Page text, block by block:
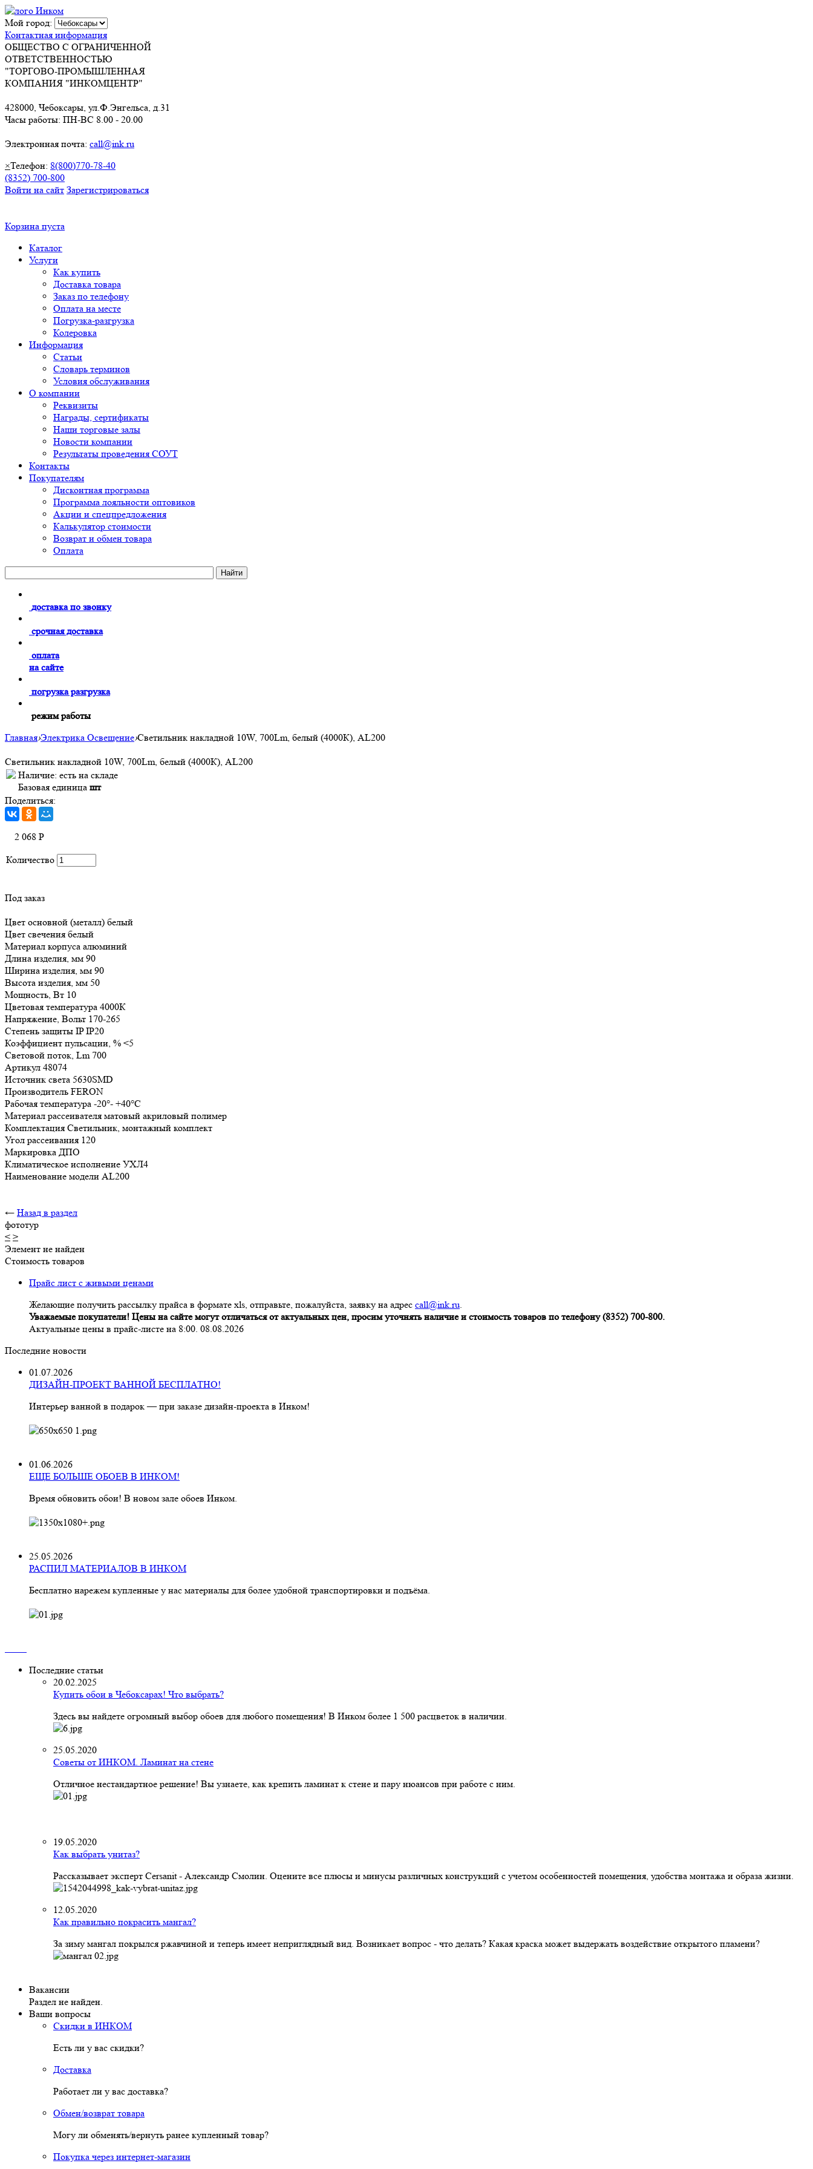
Мой город:
Контактная информация
ОБЩЕСТВО С ОГРАНИЧЕННОЙ
ОТВЕТСТВЕННОСТЬЮ
"ТОРГОВО-ПРОМЫШЛЕННАЯ
КОМПАНИЯ "ИНКОМЦЕНТР"
428000, Чебоксары, ул.Ф.Энгельса, д.31
Часы работы: ПН-ВС 8.00 - 20.00
Электронная почта: call@ink.ru
×Телефон: 8(800)770-78-40
(8352) 700-800
Войти на сайт Зарегистрироваться
Корзина пуста
Каталог
Услуги
Как купить
Доставка товара
Заказ по телефону
Оплата на месте
Погрузка-разгрузка
Колеровка
Информация
Статьи
Словарь терминов
Условия обслуживания
О компании
Реквизиты
Награды, сертификаты
Наши торговые залы
Новости компании
Результаты проведения СОУТ
Контакты
Покупателям
Дисконтная программа
Программа лояльности оптовиков
Акции и спецпредложения
Калькулятор стоимости
Возврат и обмен товара
Оплата
доставка по звонку
срочная доставка
оплата
на сайте
погрузка разгрузка
режим работы
Главная›Электрика Освещение›Светильник накладной 10W, 700Lm, белый (4000К), AL200
Светильник накладной 10W, 700Lm, белый (4000К), AL200
Наличие: есть на складе
Базовая единица шт
Поделиться:
2 068 Р
Количество
Под заказ
Цвет основной (металл) белый
Цвет свечения белый
Материал корпуса алюминий
Длина изделия, мм 90
Ширина изделия, мм 90
Высота изделия, мм 50
Мощность, Вт 10
Цветовая температура 4000К
Напряжение, Вольт 170-265
Степень защиты IP IP20
Коэффициент пульсации, % <5
Световой поток, Lm 700
Артикул 48074
Источник света 5630SMD
Производитель FERON
Рабочая температура -20°- +40°С
Материал рассеивателя матовый акриловый полимер
Комплектация Светильник, монтажный комплект
Угол рассеивания 120
Маркировка ДПО
Климатическое исполнение УХЛ4
Наименование модели AL200
← Назад в раздел
фототур
< >
Элемент не найден
Стоимость товаров
Прайс лист с живыми ценами
Желающие получить рассылку прайса в формате xls, отправьте, пожалуйста, заявку на адрес call@ink.ru.
Уважаемые покупатели! Цены на сайте могут отличаться от актуальных цен, просим уточнять наличие и стоимость товаров по телефону (8352) 700-800.
Актуальные цены в прайс-листе на 8:00. 08.08.2026
Последние новости
01.07.2026
ДИЗАЙН-ПРОЕКТ ВАННОЙ БЕСПЛАТНО!
Интерьер ванной в подарок — при заказе дизайн‑проекта в Инком!
01.06.2026
ЕЩЕ БОЛЬШЕ ОБОЕВ В ИНКОМ!
Время обновить обои! В новом зале обоев Инком.
25.05.2026
РАСПИЛ МАТЕРИАЛОВ В ИНКОМ
Бесплатно нарежем купленные у нас материалы для более удобной транспортировки и подъёма.
Последние статьи
20.02.2025
Купить обои в Чебоксарах! Что выбрать?
Здесь вы найдете огромный выбор обоев для любого помещения! В Инком более 1 500 расцветок в наличии.
25.05.2020
Советы от ИНКОМ. Ламинат на стене
Отличное нестандартное решение! Вы узнаете, как крепить ламинат к стене и пару нюансов при работе с ним.
19.05.2020
Как выбрать унитаз?
Рассказывает эксперт Cersanit - Александр Смолин. Оцените все плюсы и минусы различных конструкций с учетом особенностей помещения, удобства монтажа и образа жизни.
12.05.2020
Как правильно покрасить мангал?
За зиму мангал покрылся ржавчиной и теперь имеет неприглядный вид. Возникает вопрос - что делать? Какая краска может выдержать воздействие открытого пламени?
Вакансии
Раздел не найден.
Ваши вопросы
Скидки в ИНКОМ
Есть ли у вас скидки?
Доставка
Работает ли у вас доставка?
Обмен/возврат товара
Могу ли обменять/вернуть ранее купленный товар?
Покупка через интернет-магазин